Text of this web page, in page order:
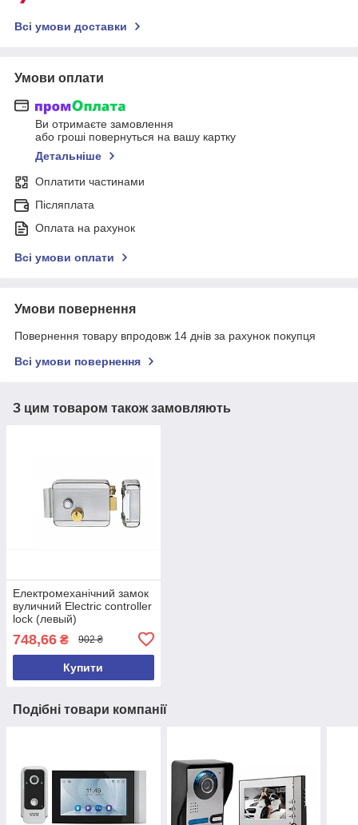
Всі умови доставки
Умови оплати
Ви отримаєте замовлення
або гроші повернуться на вашу картку
Детальніше
Оплатити частинами
Післяплата
Оплата на рахунок
Всі умови оплати
Умови повернення
Повернення товару впродовж 14 днів за рахунок покупця
Всі умови повернення
З цим товаром також замовляють
Електромеханічний замок
вуличний Electric controller
lock (левый)
748,66 ₴ 902 ₴
Купити
Подібні товари компанії